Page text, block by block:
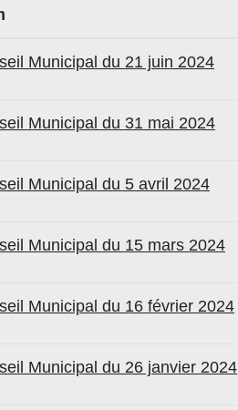
Municipal du 21 juin 2024
Municipal du 31 mai 2024
Municipal du 5 avril 2024
Municipal du 15 mars 2024
Municipal du 16 février 2024
Municipal du 26 janvier 2024